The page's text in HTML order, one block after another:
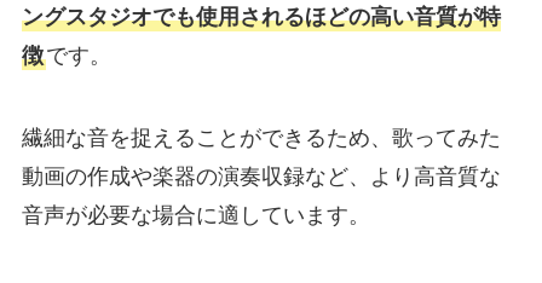
ングスタジオでも使用されるほどの高い音質が特
徴です。
繊細な音を捉えることができるため、歌ってみた
動画の作成や楽器の演奏収録など、より高音質な
音声が必要な場合に適しています。